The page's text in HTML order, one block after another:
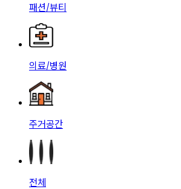
패션/뷰티
의료/병원
주거공간
전체